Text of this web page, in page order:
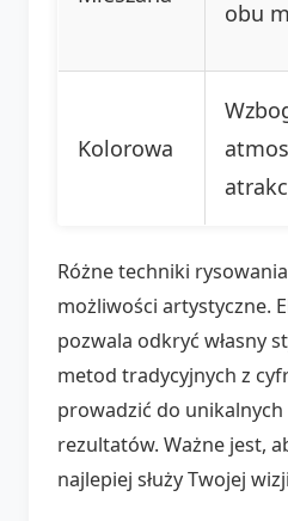
obu
Kolorowa
Różne techniki
możliwości artystyczne.
pozwala odkryć własny
metod tradycyjnych z
prowadzić do
rezultatów. Ważne jest,
najlepiej służy Twojej